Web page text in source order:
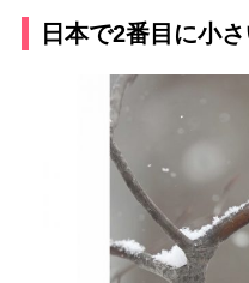
日本で2番目に小